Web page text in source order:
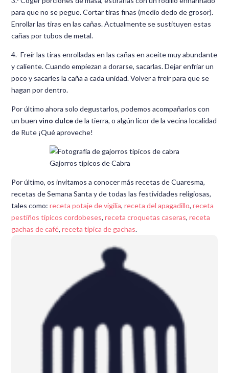
para que no se pegue. Cortar tiras finas (medio dedo de grosor).
Enrollar las tiras en las cañas. Actualmente se sustituyen estas
cañas por tubos de metal.
4.- Freír las tiras enrolladas en las cañas en aceite muy abundante
y caliente. Cuando empiezan a dorarse, sacarlas. Dejar enfriar un
poco y sacarles la caña a cada unidad. Volver a freír para que se
hagan por dentro.
Por último ahora solo degustarlos, podemos acompañarlos con
un buenvino dulcede la tierra, o algún licor de la vecina localidad
de Rute ¡Qué aproveche!
Gajorros típicos de Cabra
Por último, os invitamos a conocer más recetas de Cuaresma,
recetas de Semana Santa y de todas las festividades religiosas,
tales como:receta potaje de vigilia,receta del apagadillo,receta
pestiños típicos cordobeses,receta croquetas caseras,receta
gachas de café,receta típica de gachas.